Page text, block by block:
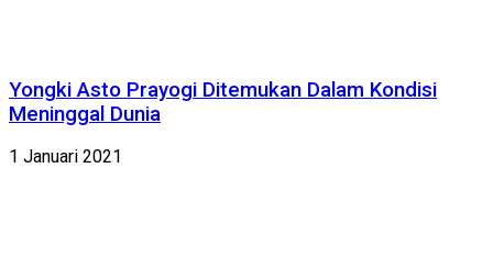
Yongki Asto Prayogi Ditemukan Dalam Kondisi
Meninggal Dunia
1 Januari 2021